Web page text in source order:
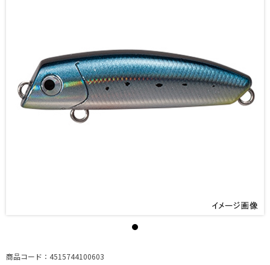
商品コード：4515744100603